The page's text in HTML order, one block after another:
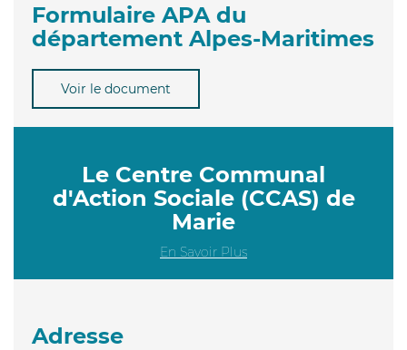
Formulaire APA du
département Alpes-Maritimes
Voir le document
Le Centre Communal
d'Action Sociale (CCAS) de
Marie
En Savoir Plus
Adresse